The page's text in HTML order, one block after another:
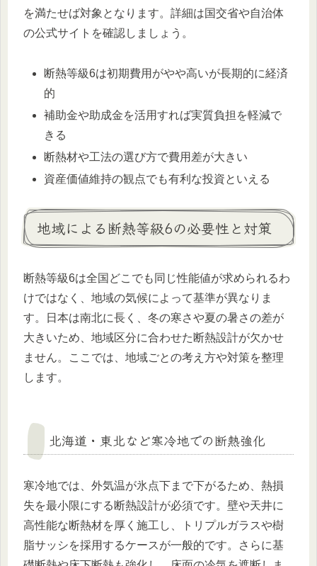
を満たせば対象となります。詳細は国交省や自治体
の公式サイトを確認しましょう。
断熱等級6は初期費用がやや高いが長期的に経済
的
補助金や助成金を活用すれば実質負担を軽減で
きる
断熱材や工法の選び方で費用差が大きい
資産価値維持の観点でも有利な投資といえる
地域による断熱等級6の必要性と対策
断熱等級6は全国どこでも同じ性能値が求められるわ
けではなく、地域の気候によって基準が異なりま
す。日本は南北に長く、冬の寒さや夏の暑さの差が
大きいため、地域区分に合わせた断熱設計が欠かせ
ません。ここでは、地域ごとの考え方や対策を整理
します。
北海道・東北など寒冷地での断熱強化
寒冷地では、外気温が氷点下まで下がるため、熱損
失を最小限にする断熱設計が必須です。壁や天井に
高性能な断熱材を厚く施工し、トリプルガラスや樹
脂サッシを採用するケースが一般的です。さらに基